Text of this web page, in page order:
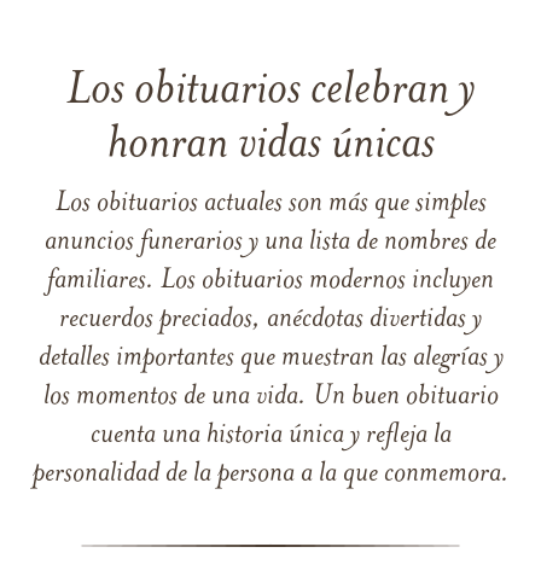
Los obituarios celebran y
honran vidas únicas
Los obituarios actuales son más que simples
anuncios funerarios y una lista de nombres de
familiares. Los obituarios modernos incluyen
recuerdos preciados, anécdotas divertidas y
detalles importantes que muestran las alegrías y
los momentos de una vida. Un buen obituario
cuenta una historia única y refleja la
personalidad de la persona a la que conmemora.